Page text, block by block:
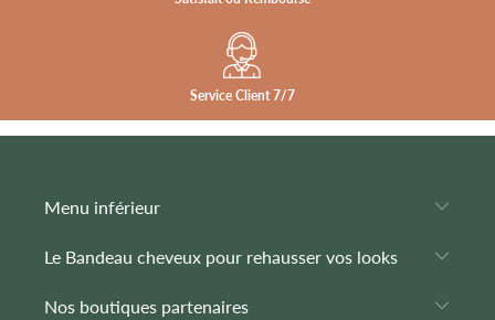
Service Client 7/7
Menu inférieur
Le Bandeau cheveux pour rehausser vos looks
Nos boutiques partenaires